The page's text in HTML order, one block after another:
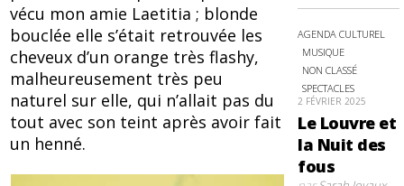
vécu mon amie Laetitia ; blonde
bouclée elle s’était retrouvée les
cheveux d’un orange très flashy,
malheureusement très peu
naturel sur elle, qui n’allait pas du
tout avec son teint après avoir fait
un henné.
AGENDA CULTUREL
MUSIQUE
NON CLASSÉ
SPECTACLES
2 FÉVRIER 2025
Le Louvre et
la Nuit des
fous